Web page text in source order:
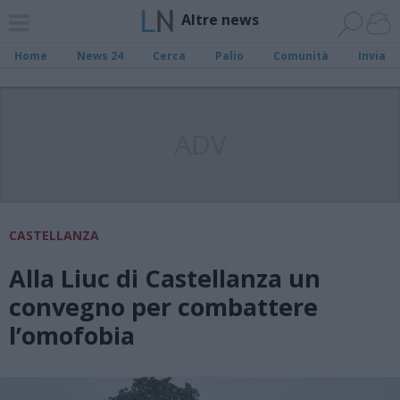
Altre news
Home News 24 Cerca Palio Comunità Invia
CASTELLANZA
Alla Liuc di Castellanza un
convegno per combattere
l’omofobia